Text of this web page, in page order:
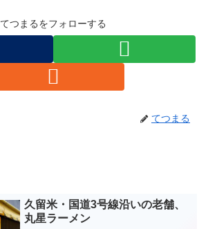
てつまるをフォローする
てつまる
久留米・国道3号線沿いの老舗、
丸星ラーメン